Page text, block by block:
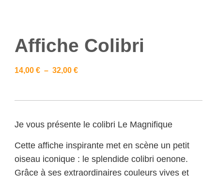
Affiche Colibri
14,00 € – 32,00 €
Je vous présente le colibri Le Magnifique
Cette affiche inspirante met en scène un petit
oiseau iconique : le splendide colibri oenone.
Grâce à ses extraordinaires couleurs vives et